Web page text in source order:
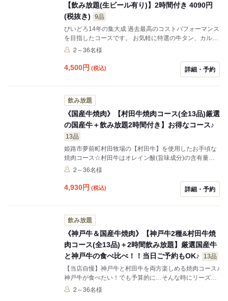
【飲み放題(生ビール有り)】2時間付き 4090円
(税抜き)
9品
びいどろ14年の集大成 過去最高のコストパフォーマンス
を目指したコースです。 お気軽に特選の牛タン、カル
ビ、ハラミ、大トロホルモン等、様々な部位のお肉の味
しかも充実の飲み放題付き。神戸・三宮での焼肉をお考
えでしたら候補に入れて損はありません。是非お試しく
飲み放題(生ビール無し)コース、飲み放題無しのコース
もお選びいただけます。
2～36名様
4,500円 (税込) 詳細・予約
飲み放題
《国産牛焼肉》【村田牛焼肉コース(全13品)厳選
の国産牛＋飲み放題2時間付き】お得なコース♪
13品
姫路市夢前町村田牧場の【村田牛】を使用したお手頃な
焼肉コース☆村田牛はオレイン酸(旨味成分)の含有量ト
ップクラス！あっさりなのにジューシーが特徴の村田牛♪
宴会から歓送迎会など是非一度ご賞味ください！ ●お時
2～36名様
4,930円 (税込) 詳細・予約
飲み放題
《神戸牛＆国産牛焼肉》【神戸牛2種&村田牛焼
肉コース(全13品)＋2時間飲み放題】厳選国産牛
と神戸牛の食べ比べ！！当日ご予約もOK♪
13品
【当店自慢】神戸牛と村田牛を両方楽しめる焼肉コース♪
神戸牛が食べたい！でも予算的に…そんな時にリーズナ
ブルなこのコース！少人数の宴会から歓送迎会など当日
2～36名様